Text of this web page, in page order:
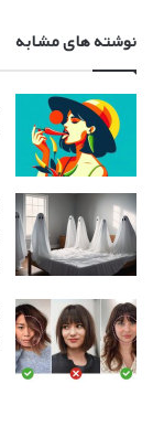
نوشته های مشابه